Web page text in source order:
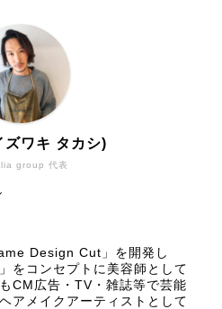
group 代表
ズワキ タカシ)
Design Cut」を開発し
をコンセプトに美容師として
CM広告・TV・雑誌等で芸能
アメイクアーティストとして